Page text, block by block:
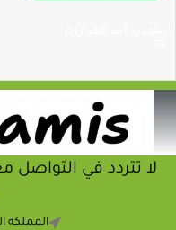
لا تتردد في
المملكة